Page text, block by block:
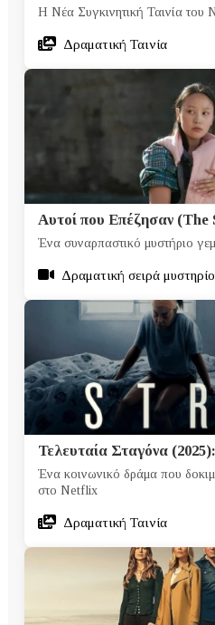
Η Νέα Συγκινητική Ταινία του
Δραματική Ταινία
Αυτοί που Επέζησαν (The
Ένα συναρπαστικό μυστήριο
Δραματική σειρά
Τελευταία Σταγόνα (2025):
Ένα κοινωνικό δράμα που
στο Netflix
Δραματική Ταινία